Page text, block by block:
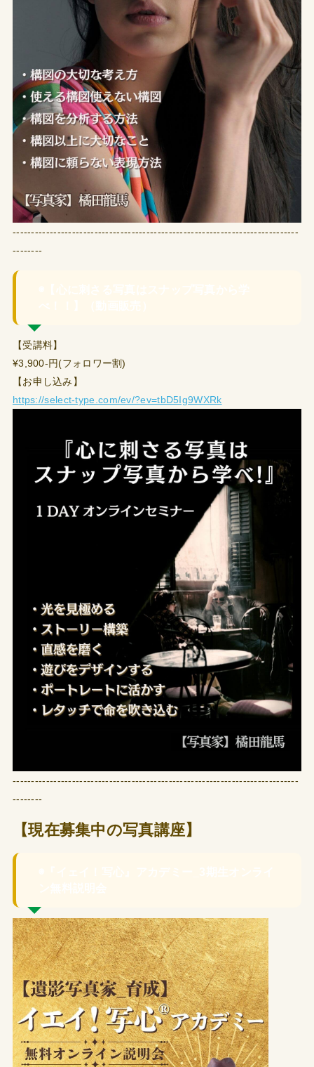
-----------------------------------------------------------------------------
--------
【受講料】
¥3,900-円(フォロワー割)
【お申し込み】
https://select-type.com/ev/?ev=tbD5Ig9WXRk
-----------------------------------------------------------------------------
--------
【現在募集中の写真講座】